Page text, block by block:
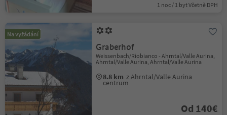
1 noc / 1 byt Včetně DPH
Na vyžádání
Graberhof
Weissenbach/Riobianco - Ahrntal/Valle Aurina,
Ahrntal/Valle Aurina, Ahrntal/Valle Aurina
8.8 km z Ahrntal/Valle Aurina
centrum
Od 140€